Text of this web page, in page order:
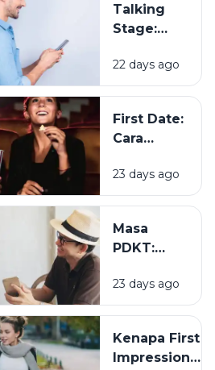
Talking
Stage:
Dekat, tapi
Belum
22 days ago
First Date:
Cara
Kesan
Pertama
23 days ago
Masa
PDKT:
Seseorang
Tanpa
buru
23 days ago
Kenapa First
Impression